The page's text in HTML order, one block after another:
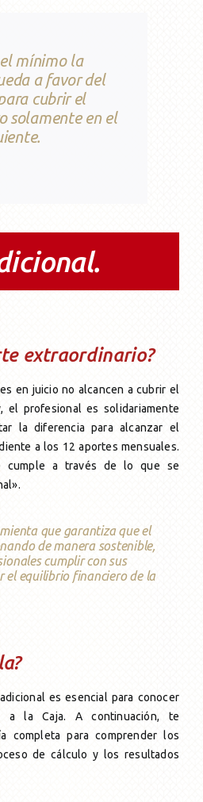
mínimo la
a favor del
cubrir el
solamente en el
extraordinario?
en juicio no alcancen a cubrir el
el profesional es solidariamente
la diferencia para alcanzar el
a los 12 aportes mensuales.
cumple a través de lo que se
que garantiza que el
de manera sostenible,
cumplir con sus
el equilibrio financiero de la
es esencial para conocer
a la Caja. A continuación, te
completa para comprender los
de cálculo y los resultados